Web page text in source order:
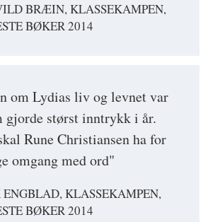
BRÆIN, KLASSEKAMPEN,
BØKER 2014
om Lydias liv og levnet var
gjorde størst inntrykk i år.
Rune Christiansen ha for
omgang med ord"
KLASSEKAMPEN,
BØKER 2014